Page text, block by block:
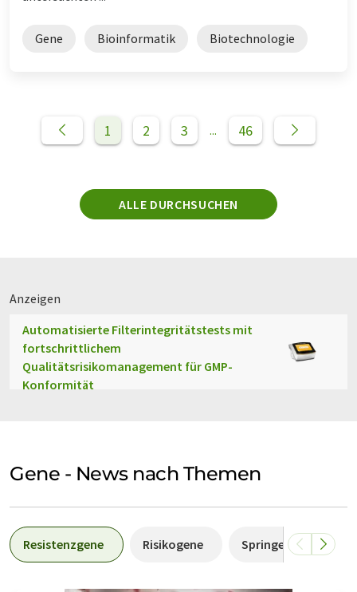
Gene Bioinformatik Biotechnologie
1 2 3 ... 46
ALLE DURCHSUCHEN
Anzeigen
Automatisierte Filterintegritätstests mit
fortschrittlichem
Qualitätsrisikomanagement für GMP-
Konformität
Gene - News nach Themen
Resistenzgene Risikogene Springende Gene